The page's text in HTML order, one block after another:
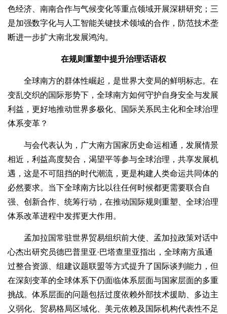
色经济、南南合作与气候变化等重点领域开展深耕研究；三
是加强数字化与人工智能关键技术领域的合作，防范技术垄
断进一步扩大南北发展鸿沟。
在规则重塑中提升治理话语权
全球南方的群体性崛起，是世界大变局的鲜明标志。在
变乱交织的国际形势下，全球南方如何守护自身安全与发展
利益，更好地推动世界多极化、国际关系民主化和全球治理
体系变革？
与会代表认为，广大南方国家历史命运相通，发展情景
相近，利益高度契合，渴望平等参与全球治理，共享发展机
遇，这是不可阻挡的时代潮流，更是构建人类命运共同体的
必然要求。当下全球南方比以往任何时候都更需要联合自
强、创新合作、统筹行动，在推动国际规则重塑、全球治理
体系改革进程中发挥更大作用。
孟加拉国常驻世界贸易组织前大使、孟加拉政策对话中
心杰出研究员德巴普里亚·巴塔查里亚指出，全球南方虽通
过整合资源、组建议题联盟等方式提升了国际谈判能力，但
在深刻变革的全球体系下仍面临体系层面与国家层面的多重
挑战。体系层面的问题包括过度依赖外部技术援助、多边主
义弱化、贸易格局区域化、美元依赖及国际机构代表性不足